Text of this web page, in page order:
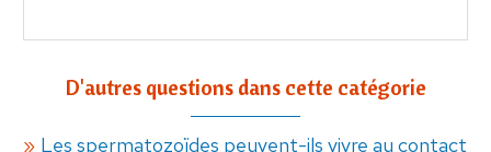
D'autres questions dans cette catégorie
Les spermatozoïdes peuvent-ils vivre au contact